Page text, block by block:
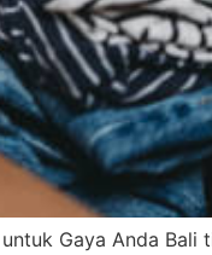
Gaya Anda